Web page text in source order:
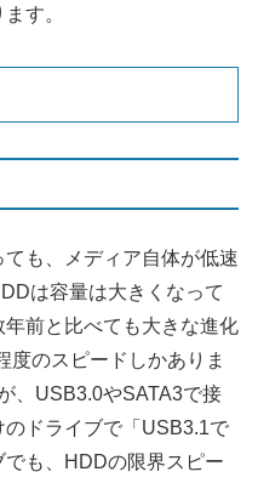
す。
も、メディア自体が低速
は容量は大きくなって
前と比べても大きな進化
度のスピードしかありま
、USB3.0やSATA3で接
ドライブで「USB3.1で
も、HDDの限界スピー